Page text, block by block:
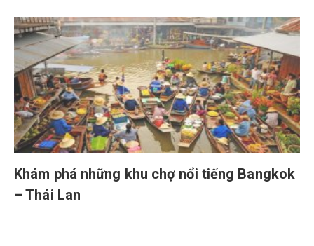
Khám phá những khu chợ nổi tiếng Bangkok
– Thái Lan